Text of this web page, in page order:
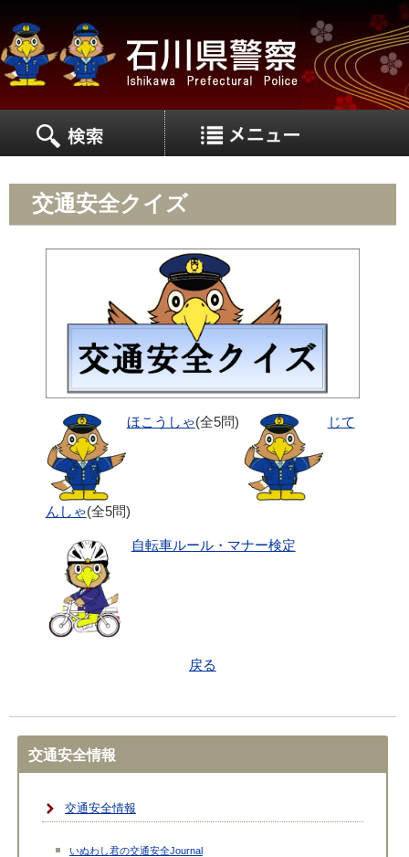
交通安全クイズ
ほこうしゃ(全5問) じて
んしゃ(全5問)
自転車ルール・マナー検定
戻る
交通安全情報
交通安全情報
いぬわし君の交通安全Journal